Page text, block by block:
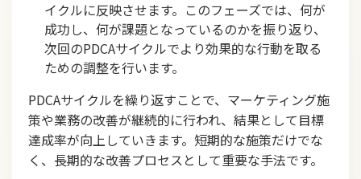
イクルに反映させます。このフェーズでは、何が
成功し、何が課題となっているのかを振り返り、
次回のPDCAサイクルでより効果的な行動を取る
ための調整を行います。
PDCAサイクルを繰り返すことで、マーケティング施
策や業務の改善が継続的に行われ、結果として目標
達成率が向上していきます。短期的な施策だけでな
く、長期的な改善プロセスとして重要な手法です。